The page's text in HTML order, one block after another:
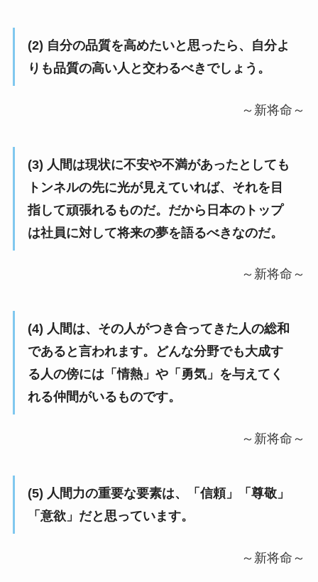
(2) 自分の品質を高めたいと思ったら、自分よ
りも品質の高い人と交わるべきでしょう。
～新将命～
(3) 人間は現状に不安や不満があったとしても
トンネルの先に光が見えていれば、それを目
指して頑張れるものだ。だから日本のトップ
は社員に対して将来の夢を語るべきなのだ。
～新将命～
(4) 人間は、その人がつき合ってきた人の総和
であると言われます。どんな分野でも大成す
る人の傍には「情熱」や「勇気」を与えてく
れる仲間がいるものです。
～新将命～
(5) 人間力の重要な要素は、「信頼」「尊敬」
「意欲」だと思っています。
～新将命～